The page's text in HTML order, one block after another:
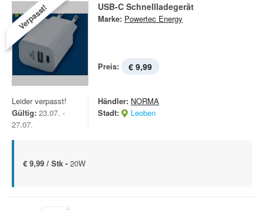
Verpasst! USB-C Schnellladegerät
Marke: Powertec Energy
Preis: € 9,99
Leider verpasst!
Gültig: 23.07. -
27.07.
Händler: NORMA
Stadt:
Leoben
€ 9,99 / Stk - 20W